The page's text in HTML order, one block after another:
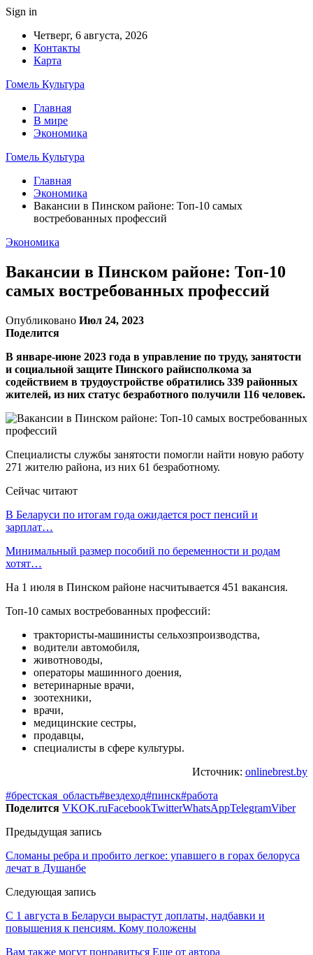
Sign in
Четверг, 6 августа, 2026
Контакты
Карта
Гомель Культура
Главная
В мире
Экономика
Гомель Культура
Главная
Экономика
Вакансии в Пинском районе: Топ-10 самых
востребованных профессий
Экономика
Вакансии в Пинском районе: Топ-10
самых востребованных профессий
Опубликовано Июл 24, 2023
Поделится
В январе-июне 2023 года в управление по труду, занятости
и социальной защите Пинского райисполкома за
содействием в трудоустройстве обратились 339 районных
жителей, из них статус безработного получили 116 человек.
Специалисты службы занятости помогли найти новую работу
271 жителю района, из них 61 безработному.
Сейчас читают
В Беларуси по итогам года ожидается рост пенсий и
зарплат…
Минимальный размер пособий по беременности и родам
хотят…
На 1 июля в Пинском районе насчитывается 451 вакансия.
Топ-10 самых востребованных профессий:
трактористы-машинисты сельхозпроизводства,
водители автомобиля,
животноводы,
операторы машинного доения,
ветеринарные врачи,
зоотехники,
врачи,
медицинские сестры,
продавцы,
специалисты в сфере культуры.
Источник: onlinebrest.by
#брестская_область#вездеход#пинск#работа
Поделится VKOK.ruFacebookTwitterWhatsAppTelegramViber
Предыдущая запись
Сломаны ребра и пробито легкое: упавшего в горах белоруса
лечат в Душанбе
Следующая запись
С 1 августа в Беларуси вырастут доплаты, надбавки и
повышения к пенсиям. Кому положены
Вам также могут понравиться Еще от автора